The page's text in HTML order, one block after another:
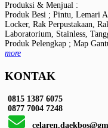
Produksi & Menjual :
Produk Besi ; Pintu, Lemari
Locker, Rak Perpustakaan,
Laboratorium, Stainless,
Produk Pelengkap ; Map
more
KONTAK
0815 1387 6075
0877 7004 7248